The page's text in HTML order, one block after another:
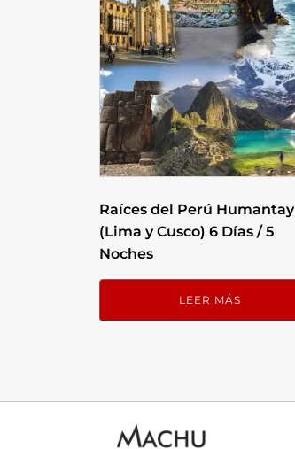
Raíces del Perú Humantay
(Lima y Cusco) 6 Días / 5
Noches
LEER MÁS